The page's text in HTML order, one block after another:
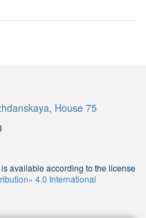
House 75
available according to the license
4.0 International